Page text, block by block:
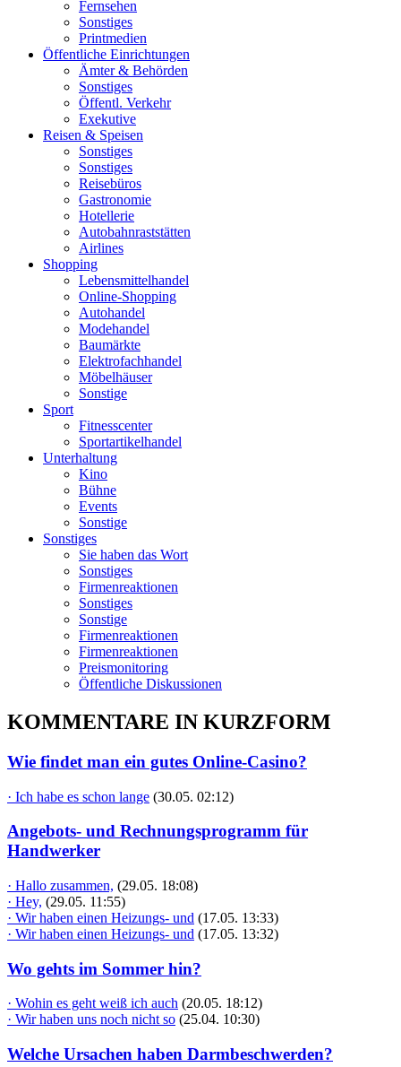
Fernsehen
Sonstiges
Printmedien
Öffentliche Einrichtungen
Ämter & Behörden
Sonstiges
Öffentl. Verkehr
Exekutive
Reisen & Speisen
Sonstiges
Sonstiges
Reisebüros
Gastronomie
Hotellerie
Autobahnraststätten
Airlines
Shopping
Lebensmittelhandel
Online-Shopping
Autohandel
Modehandel
Baumärkte
Elektrofachhandel
Möbelhäuser
Sonstige
Sport
Fitnesscenter
Sportartikelhandel
Unterhaltung
Kino
Bühne
Events
Sonstige
Sonstiges
Sie haben das Wort
Sonstiges
Firmenreaktionen
Sonstiges
Sonstige
Firmenreaktionen
Firmenreaktionen
Preismonitoring
Öffentliche Diskussionen
KOMMENTARE IN KURZFORM
Wie findet man ein gutes Online-Casino?
· Ich habe es schon lange (30.05. 02:12)
Angebots- und Rechnungsprogramm für
Handwerker
· Hallo zusammen, (29.05. 18:08)
· Hey, (29.05. 11:55)
· Wir haben einen Heizungs- und (17.05. 13:33)
· Wir haben einen Heizungs- und (17.05. 13:32)
Wo gehts im Sommer hin?
· Wohin es geht weiß ich auch (20.05. 18:12)
· Wir haben uns noch nicht so (25.04. 10:30)
Welche Ursachen haben Darmbeschwerden?